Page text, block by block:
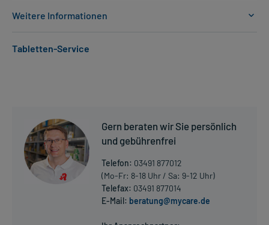
Weitere Informationen
- Allergischer Schnupfen, z.B. Heuschnupfen
1 Tablette
1-mal täglich
unabhängig von der Mahlzeit
Die Gesamtdosis sollte nicht ohne Rücksprache mit einem Arzt
oder Apotheker überschritten werden.
Mehr anzeigen
Tabletten-Service
Gern beraten wir Sie persönlich
und gebührenfrei
Telefon: 03491 877012
(Mo-Fr: 8-18 Uhr / Sa: 9-12 Uhr)
Telefax: 03491 877014
E-Mail: beratung@mycare.de